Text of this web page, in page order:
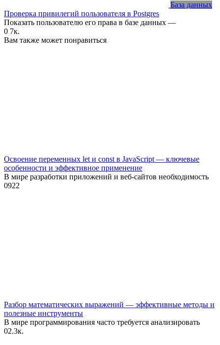
База данных
Проверка привилегий пользователя в Postgres
Показать пользователю его права в базе данных —
0 7к.
Вам также может понравиться
Освоение переменных let и const в JavaScript — ключевые
особенности и эффективное применение
В мире разработки приложений и веб-сайтов необходимость
0922
Разбор математических выражений — эффективные методы и
полезные инструменты
В мире программирования часто требуется анализировать
02.3к.